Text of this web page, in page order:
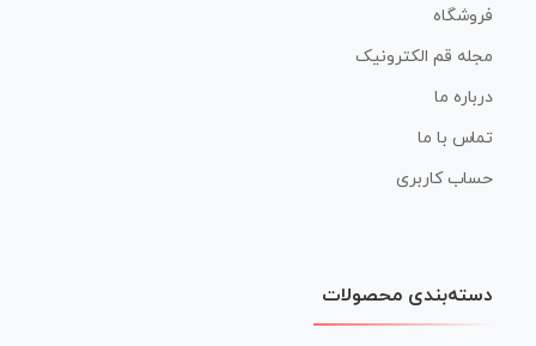
فروشگاه
مجله قم الکترونیک
درباره ما
تماس با ما
حساب کاربری
دسته‌بندی محصولات